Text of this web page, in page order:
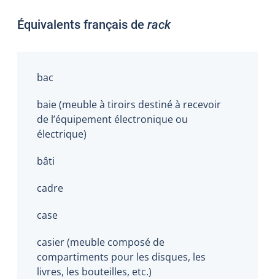
Équivalents français de rack
bac
baie (meuble à tiroirs destiné à recevoir
de l’équipement électronique ou
électrique)
bâti
cadre
case
casier (meuble composé de
compartiments pour les disques, les
livres, les bouteilles, etc.)